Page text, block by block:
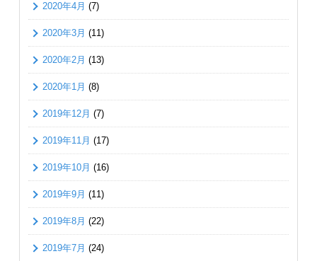
2020年4月 (7)
2020年3月 (11)
2020年2月 (13)
2020年1月 (8)
2019年12月 (7)
2019年11月 (17)
2019年10月 (16)
2019年9月 (11)
2019年8月 (22)
2019年7月 (24)